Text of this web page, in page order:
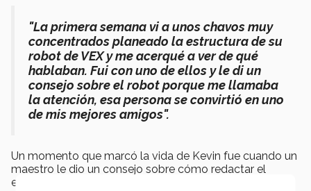
"La primera semana vi a unos chavos muy
concentrados planeado la estructura de su
robot de VEX y me acerqué a ver de qué
hablaban. Fui con uno de ellos y le di un
consejo sobre el robot porque me llamaba
la atención, esa persona se convirtió en uno
de mis mejores amigos".
Un momento que marcó la vida de Kevin fue cuando un
maestro le dio un consejo sobre cómo redactar el
ensayo que le pedían en el proceso de inscripción,